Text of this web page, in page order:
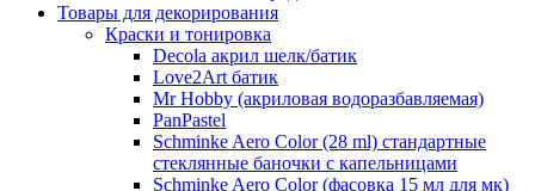
Товары для декорирования
Краски и тонировка
Decola акрил шелк/батик
Love2Art батик
Mr Hobby (акриловая водоразбавляемая)
PanPastel
Schminke Aero Color (28 ml) стандартные
стеклянные баночки с капельницами
Schminke Aero Color (фасовка 15 мл для мк)